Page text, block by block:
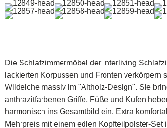
Die Schlafzimmermöbel der Interliving
lackierten Korpussen und Fronten
Wildeiche massiv im "Altholz-Design". Sie
anthrazitfarbenen Griffe, Füße und Kufen
harmonisch ins Gesamtbild ein. Extra
Mehrpreis mit einem edlen Kopfteilpolster-